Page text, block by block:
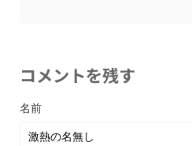
コメントを残す
名前